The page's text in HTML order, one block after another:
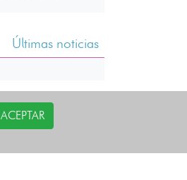
Últimas noticias
ACEPTAR